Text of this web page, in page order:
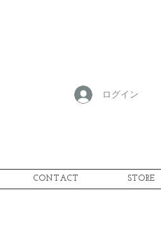
ログイン
CONTACT STORE